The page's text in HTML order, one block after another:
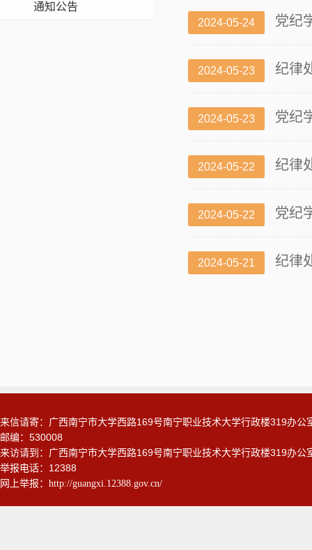
通知公告
2024-05-24 党纪
2024-05-23 纪律
2024-05-23 党纪
2024-05-22 纪律
2024-05-22 党纪
2024-05-21 纪律
来信请寄：广西南宁市大学西路169号南宁职业技术大学行政楼319办
邮编：530008
来访请到：广西南宁市大学西路169号南宁职业技术大学行政楼319办
举报电话：12388
网上举报： http://guangxi.12388.gov.cn/